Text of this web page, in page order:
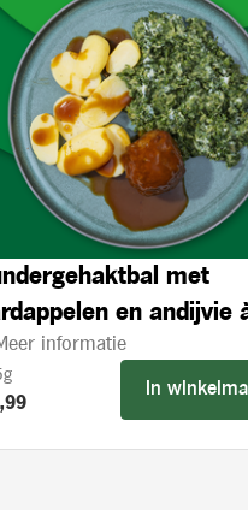
met
en andijvie
informatie
prijs:
In